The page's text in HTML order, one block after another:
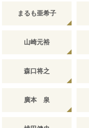
まるも亜希子
山崎元裕
森口将之
廣本 泉